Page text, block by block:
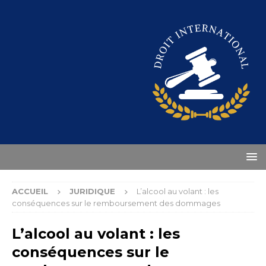
ACCUEIL JURIDIQUE
L’alcool au volant : les
conséquences sur le remboursement des dommages
L’alcool au volant : les
conséquences sur le